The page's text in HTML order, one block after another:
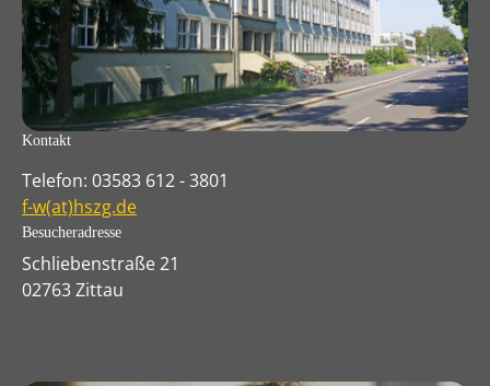
Kontakt
Telefon: 03583 612 - 3801
f-w(at)hszg.de
Besucheradresse
Schliebenstraße 21
02763 Zittau